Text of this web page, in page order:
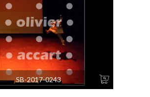
SB-2017-0243